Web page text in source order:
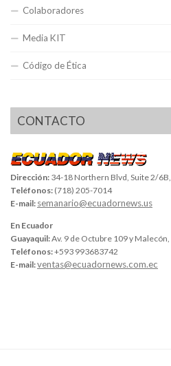
Colaboradores
Media KIT
Código de Ética
CONTACTO
Dirección: 34-18 Northern Blvd, Suite 2/
Teléfonos: (718) 205-7014
E-mail: semanario@ecuadornews.us
En Ecuador
Guayaquil:Av. 9 de Octubre 109 y
Teléfonos:+593 993683742
E-mail:ventas@ecuadornews.com.ec